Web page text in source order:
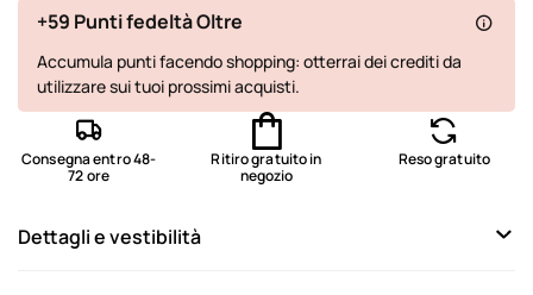
Disponibile
Disponibile
Disponibile
+59 Punti fedeltà Oltre
Accumula punti facendo shopping: otterrai dei crediti da
utilizzare sui tuoi prossimi acquisti.
Consegna entro 48-
72 ore
Ritiro gratuito in
negozio
Reso gratuito
Dettagli e vestibilità